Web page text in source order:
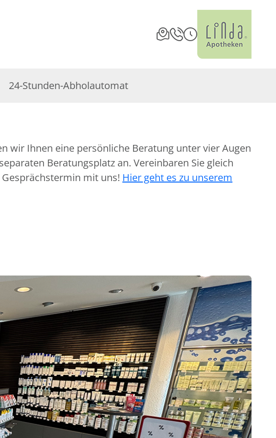
24-Stunden-Abholautomat
wir Ihnen eine persönliche Beratung unter vier Augen
Beratungsplatz an. Vereinbaren Sie gleich
mit uns! Hier geht es zu unserem